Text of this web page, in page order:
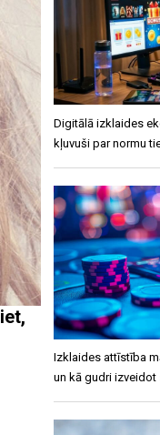
Digitālā izklaides
kļuvuši par normu
Izklaides attīstība
un kā gudri